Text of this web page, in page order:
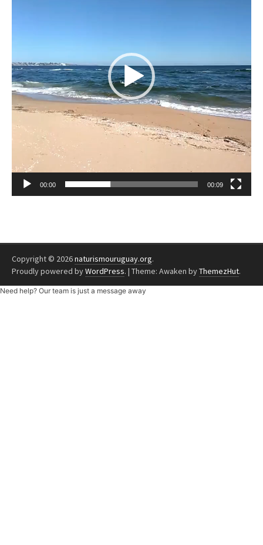
00:00 00:09
Copyright © 2026naturismouruguay.org.
Proudly powered byWordPress. | Theme: Awaken byThemezHut.
Need help? Our team is just a message away